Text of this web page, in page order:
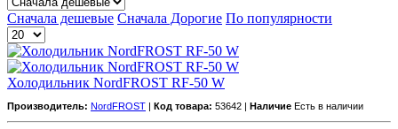
Сначала дешевые Сначала Дорогие По популярности
Холодильник NordFROST RF-50 W
Производитель: NordFROST Код товара: 53642 | Наличие Есть в наличии